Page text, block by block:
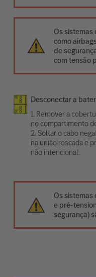
Os sistemas
como
de
com tensão
Desconectar a
1. Remover a
no compartimento
2. Soltar o cabo
na união roscada e
não intencional.
Os sistemas
e pré-
segurança)